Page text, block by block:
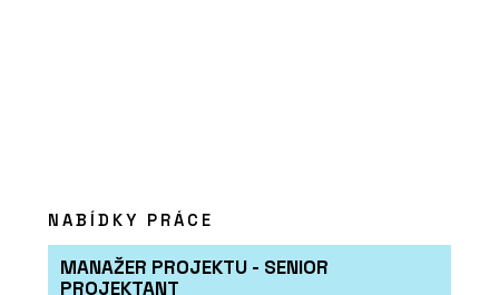
NABÍDKY PRÁCE
MANAŽER PROJEKTU - SENIOR
PROJEKTANT